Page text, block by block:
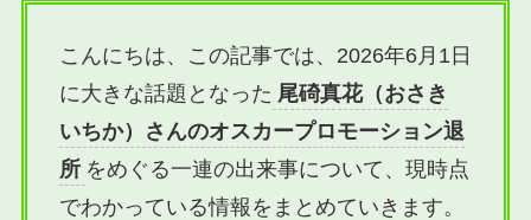
こんにちは、この記事では、2026年6月1日
に大きな話題となった 尾碕真花（おさき
いちか）さんのオスカープロモーション退
所 をめぐる一連の出来事について、現時点
でわかっている情報をまとめていきます。